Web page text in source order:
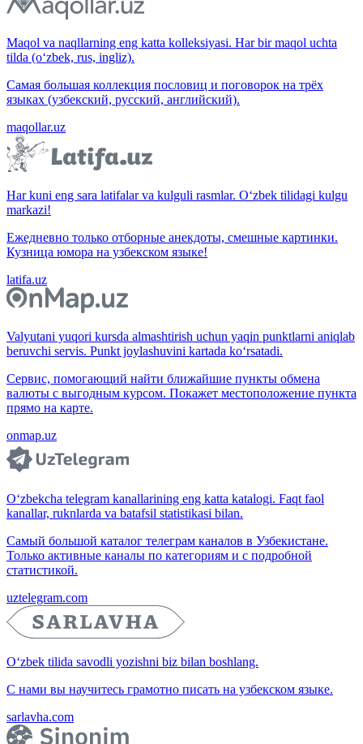
Maqol va naqllarning eng katta kolleksiyasi. Har bir maqol uchta
tilda (o‘zbek, rus, ingliz).
Самая большая коллекция пословиц и поговорок на трёх
языках (узбекский, русский, английский).
maqollar.uz
Har kuni eng sara latifalar va kulguli rasmlar. O‘zbek tilidagi kulgu
markazi!
Ежедневно только отборные анекдоты, смешные картинки.
Кузница юмора на узбекском языке!
latifa.uz
Valyutani yuqori kursda almashtirish uchun yaqin punktlarni aniqlab
beruvchi servis. Punkt joylashuvini kartada ko‘rsatadi.
Сервис, помогающий найти ближайшие пункты обмена
валюты с выгодным курсом. Покажет местоположение пункта
прямо на карте.
onmap.uz
O‘zbekcha telegram kanallarining eng katta katalogi. Faqt faol
kanallar, ruknlarda va batafsil statistikasi bilan.
Самый большой каталог телеграм каналов в Узбекистане.
Только активные каналы по категориям и с подробной
статистикой.
uztelegram.com
O‘zbek tilida savodli yozishni biz bilan boshlang.
С нами вы научитесь грамотно писать на узбекском языке.
sarlavha.com